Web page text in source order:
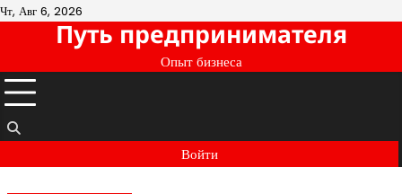
Перейти
содержимому
Чт, Авг 6, 2026
Путь предпринимателя
Опыт бизнеса
Войти